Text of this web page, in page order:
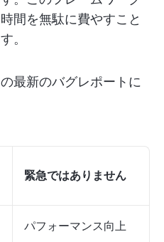
間を無駄に費やすこと
。
最新のバグレポートに
緊急ではありません
パフォーマンス向上